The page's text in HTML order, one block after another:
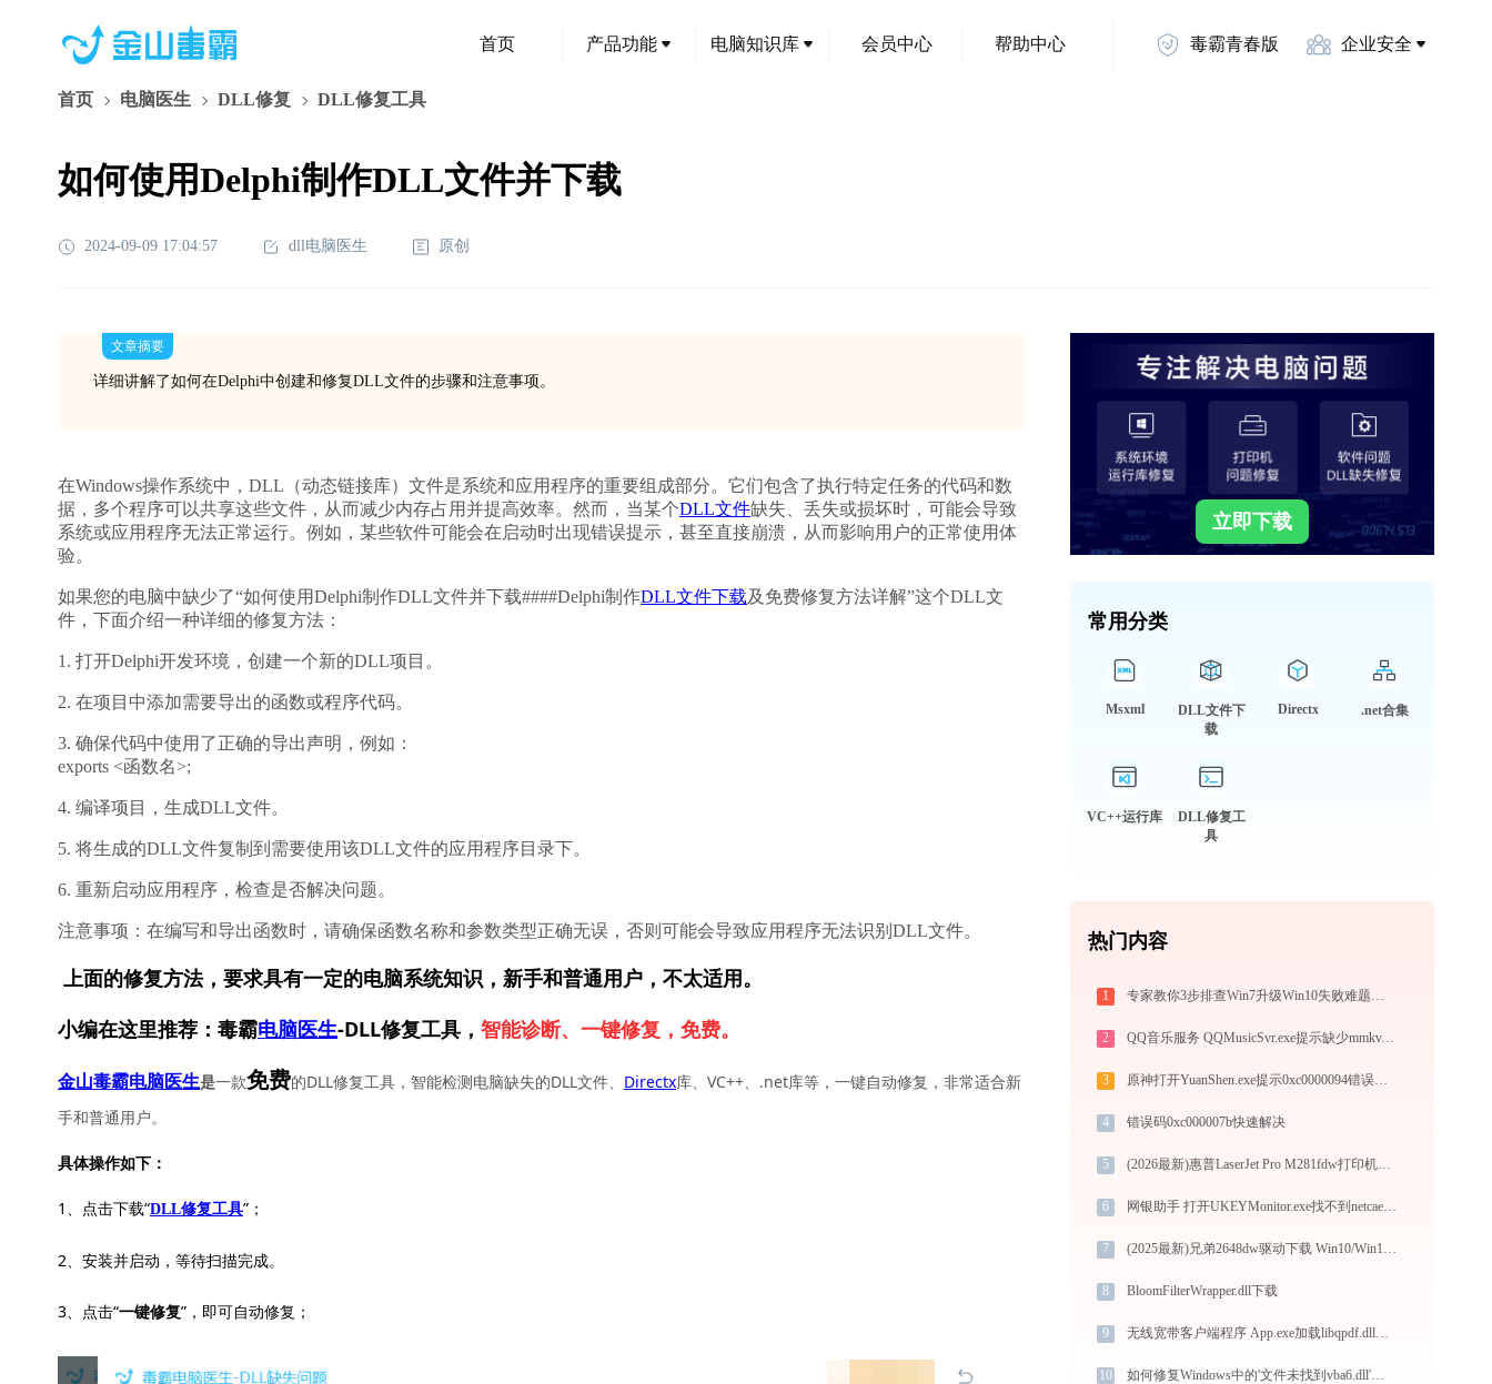
首页 产品功能 电脑知识库 会员中心 帮助中心 毒霸青春版 企业安全
首页 电脑医生 DLL修复 DLL修复工具
如何使用Delphi制作DLL文件并下载
2024-09-09 17:04:57 dll电脑医生 原创
文章摘要
详细讲解了如何在Delphi中创建和修复DLL文件的步骤和注意事项。
在Windows操作系统中，DLL（动态链接库）文件是系统和应用程序的重要组成部分。它们包含了执行特定任务的代码和数
据，多个程序可以共享这些文件，从而减少内存占用并提高效率。然而，当某个DLL文件缺失、丢失或损坏时，可能会导致
系统或应用程序无法正常运行。例如，某些软件可能会在启动时出现错误提示，甚至直接崩溃，从而影响用户的正常使用体
验。
如果您的电脑中缺少了“如何使用Delphi制作DLL文件并下载####Delphi制作DLL文件下载及免费修复方法详解”这个DLL文
件，下面介绍一种详细的修复方法：
1. 打开Delphi开发环境，创建一个新的DLL项目。
2. 在项目中添加需要导出的函数或程序代码。
3. 确保代码中使用了正确的导出声明，例如：
exports <函数名>;
4. 编译项目，生成DLL文件。
5. 将生成的DLL文件复制到需要使用该DLL文件的应用程序目录下。
6. 重新启动应用程序，检查是否解决问题。
注意事项：在编写和导出函数时，请确保函数名称和参数类型正确无误，否则可能会导致应用程序无法识别DLL文件。
上面的修复方法，要求具有一定的电脑系统知识，新手和普通用户，不太适用。
小编在这里推荐：毒霸电脑医生-DLL修复工具， 智能诊断、一键修复，免费。
金山毒霸电脑医生是一款免费的DLL修复工具，智能检测电脑缺失的DLL文件、 Directx库、VC++、.net库等，一键自动修复，非常适合新
手和普通用户。
具体操作如下：
1、点击下载“DLL修复工具”；
2、安装并启动，等待扫描完成。
3、点击“一键修复”，即可自动修复；
立即下载
常用分类
Msxml
DLL文件下
载
Directx .net合集
VC++运行库
DLL修复工
具
热门内容
1 专家教你3步排查Win7升级Win10失败难题，告别手动操作
2 QQ音乐服务 QQMusicSvr.exe提示缺少mmkv.dll文件的解决办法
3 原神打开YuanShen.exe提示0xc0000094错误码怎么办
4 错误码0xc000007b快速解决
5 (2026最新)惠普LaserJet Pro M281fdw打印机驱动安装全攻略：从下载到安装完全教程
6 网银助手 打开UKEYMonitor.exe找不到netcaetaxcertificate.dll怎么办
7 (2025最新)兄弟2648dw驱动下载 Win10/Win11 图文安装教程
8 BloomFilterWrapper.dll下载
9 无线宽带客户端程序 App.exe加载libqpdf.dll文件丢失处理办法
10 如何修复Windows中的'文件未找到vba6.dll'错误?